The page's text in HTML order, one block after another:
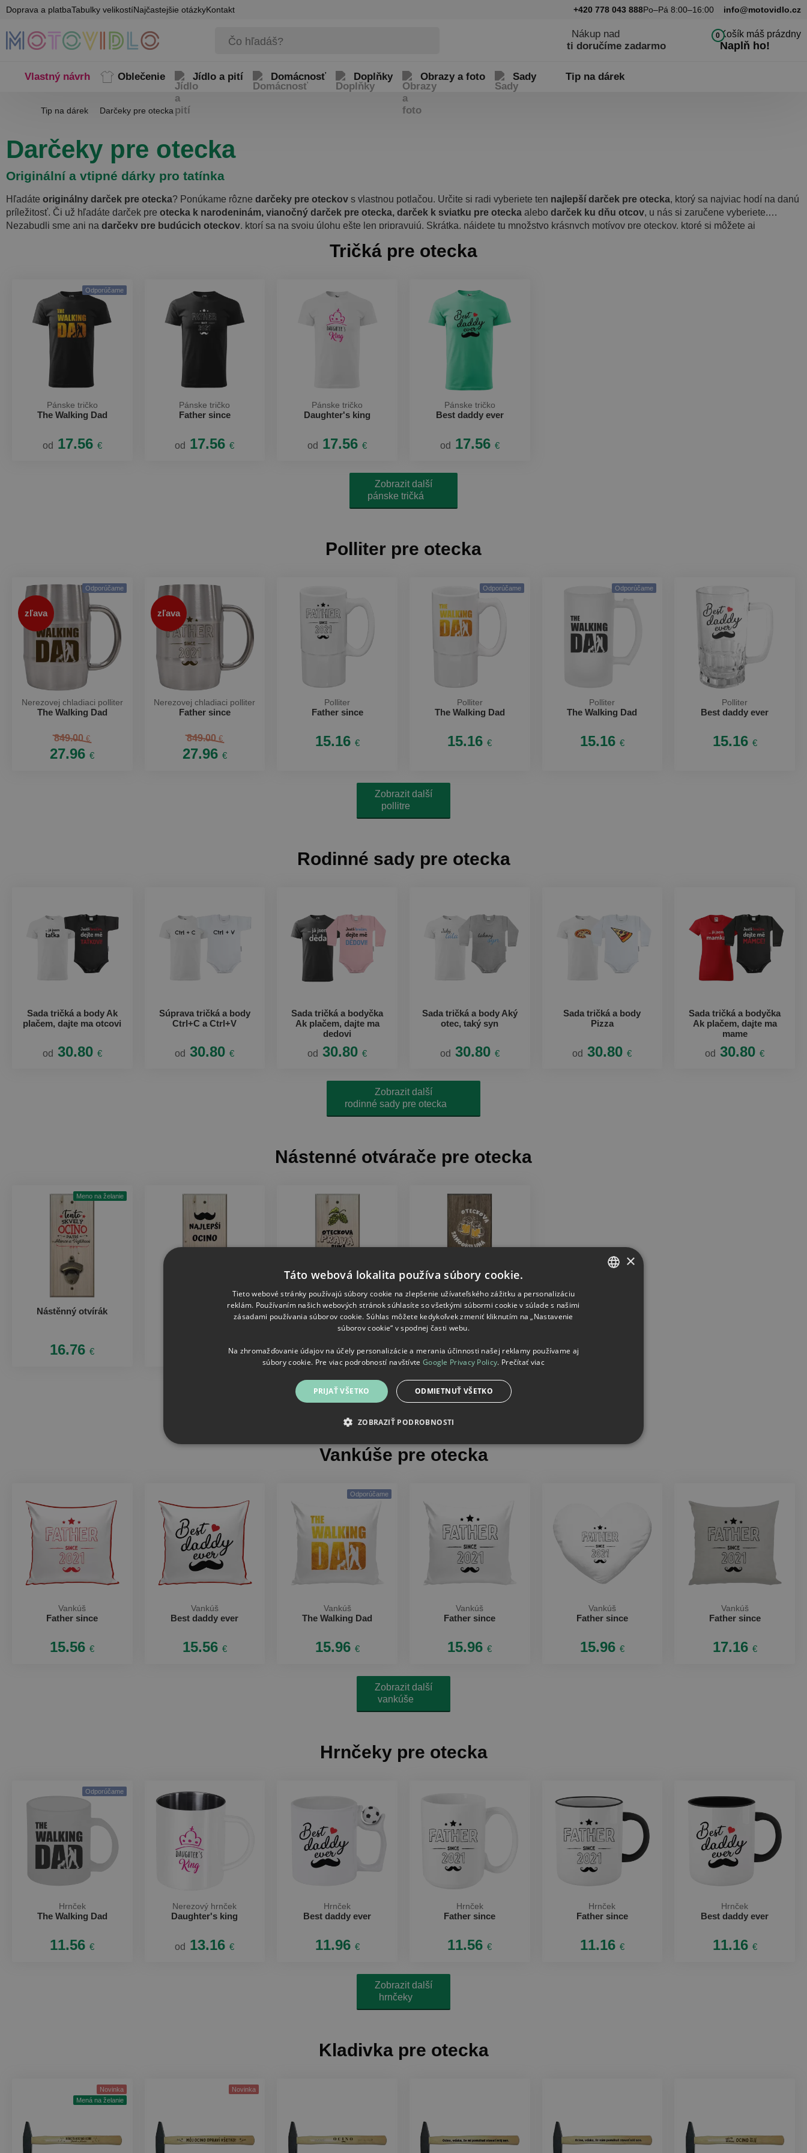
Doprava a platbaTabulky velikostíNajčastejšie otázkyKontakt +420 778 043 888Po–Pá 8:00–16:00 info@motovidlo.cz
Nákup nad
ti doručíme zadarmo
0Košík máš prázdny
Naplň ho!
Vlastný návrh Oblečenie Jídlo a pití Domácnosť Doplňky Obrazy a foto Sady Tip na dárek
Tip na dárek Darčeky pre otecka
Darčeky pre otecka
Originální a vtipné dárky pro tatínka
Hľadáte originálny darček pre otecka? Ponúkame rôzne darčeky pre oteckov s vlastnou potlačou. Určite si radi vyberiete ten najlepší darček pre otecka, ktorý sa najviac hodí na danú
príležitosť. Či už hľadáte darček pre otecka k narodeninám, vianočný darček pre otecka, darček k sviatku pre otecka alebo darček ku dňu otcov, u nás si zaručene vyberiete.
Nezabudli sme ani na darčeky pre budúcich oteckov, ktorí sa na svoju úlohu ešte len pripravujú. Skrátka, nájdete tu množstvo krásnych motívov pre oteckov, ktoré si môžete aj
Tričká pre otecka
Odporúčame
Pánske tričko
The Walking Dad
od 17.56 €
Pánske tričko
Father since
od 17.56 €
Pánske tričko
Daughter's king
od 17.56 €
Pánske tričko
Best daddy ever
od 17.56 €
Zobrazit další
pánske tričká
Polliter pre otecka
zľava
Odporúčame
Nerezovej chladiaci polliter
The Walking Dad
849.00 €
27.96 €
zľava
Nerezovej chladiaci polliter
Father since
849.00 €
27.96 €
Polliter
Father since
15.16 €
Odporúčame
Polliter
The Walking Dad
15.16 €
Odporúčame
Polliter
The Walking Dad
15.16 €
Polliter
Best daddy ever
15.16 €
Zobrazit další
pollitre
Rodinné sady pre otecka
Sada tričká a body Ak
plačem, dajte ma otcovi
od 30.80 €
Súprava tričká a body
Ctrl+C a Ctrl+V
od 30.80 €
Sada tričká a bodyčka
Ak plačem, dajte ma
dedovi
od 30.80 €
Sada tričká a body Aký
otec, taký syn
od 30.80 €
Sada tričká a body
Pizza
od 30.80 €
Sada tričká a bodyčka
Ak plačem, dajte ma
mame
od 30.80 €
Zobrazit další
rodinné sady pre otecka
Nástenné otvárače pre otecka
Meno na želanie
Nástěnný otvírák
16.76 €
Nástěnný otvírák Nástěnný otvírák
16.76 €
Nástěnný otvírák
16.76 €
Zobrazit další
nástenné otvárače
Vankúše pre otecka
Vankúš
Father since
15.56 €
Vankúš
Best daddy ever
15.56 €
Odporúčame
Vankúš
The Walking Dad
15.96 €
Vankúš
Father since
15.96 €
Vankúš
Father since
15.96 €
Vankúš
Father since
17.16 €
Zobrazit další
vankúše
Hrnčeky pre otecka
Odporúčame
Hrnček
The Walking Dad
11.56 €
Nerezový hrnček
Daughter's king
od 13.16 €
Hrnček
Best daddy ever
11.96 €
Hrnček
Father since
11.56 €
Hrnček
Father since
11.16 €
Hrnček
Best daddy ever
11.16 €
Zobrazit další
hrnčeky
Kladivka pre otecka
Novinka
Mená na želanie
Novinka
×
Táto webová lokalita používa súbory cookie.
Tieto webové stránky používajú súbory cookie na zlepšenie užívateľského zážitku a personalizáciu
reklám. Používaním našich webových stránok súhlasíte so všetkými súbormi cookie v súlade s našimi
zásadami používania súborov cookie. Súhlas môžete kedykoľvek zmeniť kliknutím na „Nastavenie
súborov cookie“ v spodnej časti webu.
Na zhromažďovanie údajov na účely personalizácie a merania účinnosti našej reklamy používame aj
súbory cookie. Pre viac podrobností navštívte Google Privacy Policy. Prečítať viac
PRIJAŤ VŠETKO ODMIETNUŤ VŠETKO
ZOBRAZIŤ PODROBNOSTI